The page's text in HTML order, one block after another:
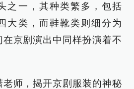
之一，其种类繁多，包括
大类，而鞋靴类则细分为
京剧演出中同样扮演着不
师，揭开京剧服装的神秘